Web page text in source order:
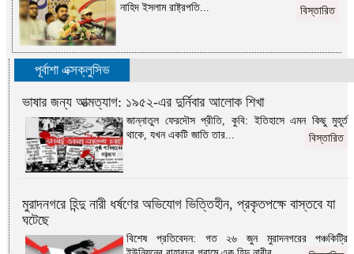
নাহিদ ইসলাম রাষ্ট্রপতি...
বিস্তারিত
পূর্বাশা এক্সক্লুসিভ
ভাষার জন্য আত্মত্যাগ: ১৯৫২-এর দুর্নিবার আলোক শিখা
জান্নাতুল ফেরদৌস প্রীতি, কুবি: ইতিহাসে এমন কিছু মুহূর্ত
থাকে, যখন একটি জাতি তার...
বিস্তারিত
মুরাদনগরে হিন্দু নারী ধর্ষণের অভিযোগ ভিত্তিহীন, প্রকৃতপক্ষে বাস্তবে যা
ঘটেছে
বিশেষ প্রতিবেদন: গত ২৬ জুন মুরাদনগরের পঞ্চকিট্রি